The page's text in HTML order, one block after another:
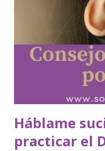
m
Háblame
practicar el